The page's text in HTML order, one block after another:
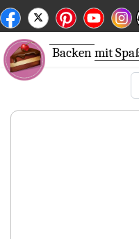
Backenmit